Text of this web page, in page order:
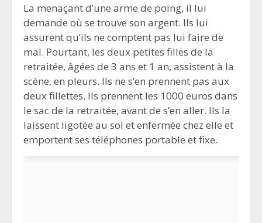
La menaçant d’une arme de poing, il lui
demande où se trouve son argent. Ils lui
assurent qu’ils ne comptent pas lui faire de
mal. Pourtant, les deux petites filles de la
retraitée, âgées de 3 ans et 1 an, assistent à la
scène, en pleurs. Ils ne s’en prennent pas aux
deux fillettes. Ils prennent les 1000 euros dans
le sac de la retraitée, avant de s’en aller. Ils la
laissent ligotée au sol et enfermée chez elle et
emportent ses téléphones portable et fixe.